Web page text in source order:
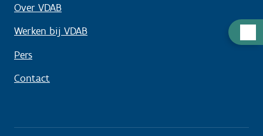
Over VDAB
Werken bij VDAB
Pers
Contact